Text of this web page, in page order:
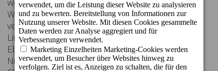
werden oder zu denen ein Zugang von der
Website aus angeboten wird, da es nicht dazu
verpflichtet ist, vorher zu prüfen, ob der besagte
Link die gültigen gesetzlichen Vorschriften erfüllt.
Ebenso übernimmt es keine Garantie für das
Nichtvorhandensein von Viren und anderen